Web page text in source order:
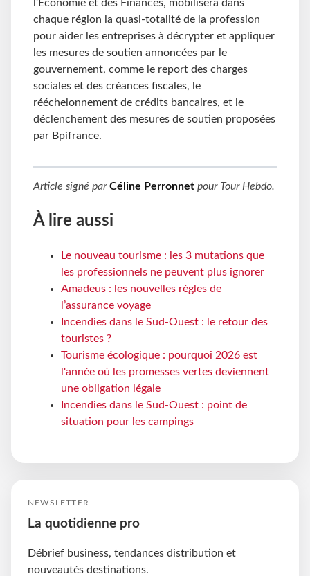
l’Economie et des Finances, mobilisera dans
chaque région la quasi-totalité de la profession
pour aider les entreprises à décrypter et appliquer
les mesures de soutien annoncées par le
gouvernement, comme le report des charges
sociales et des créances fiscales, le
rééchelonnement de crédits bancaires, et le
déclenchement des mesures de soutien proposées
par Bpifrance.
Article signé parCéline Perronnet pour Tour Hebdo.
À lire aussi
Le nouveau tourisme : les 3 mutations que
les professionnels ne peuvent plus ignorer
Amadeus : les nouvelles règles de
l’assurance voyage
Incendies dans le Sud-Ouest : le retour des
touristes ?
Tourisme écologique : pourquoi 2026 est
l'année où les promesses vertes deviennent
une obligation légale
Incendies dans le Sud-Ouest : point de
situation pour les campings
NEWSLETTER
La quotidienne pro
Débrief business, tendances distribution et
nouveautés destinations.